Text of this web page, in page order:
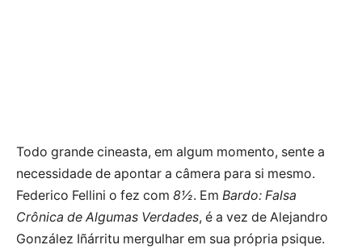
Todo grande cineasta, em algum momento, sente a
necessidade de apontar a câmera para si mesmo.
Federico Fellini o fez com 8½. Em Bardo: Falsa
Crônica de Algumas Verdades, é a vez de Alejandro
González Iñárritu mergulhar em sua própria psique.